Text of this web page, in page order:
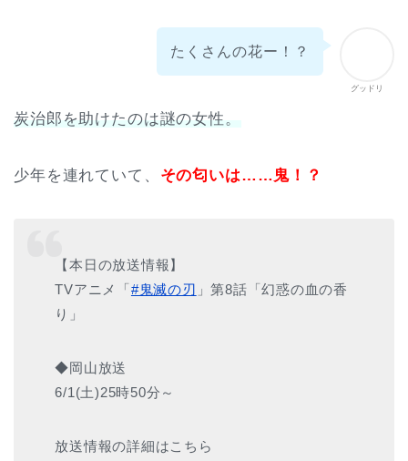
グッドリ
たくさんの花ー！？
炭治郎を助けたのは謎の女性。
少年を連れていて、 その匂いは……鬼！？
【本日の放送情報】
TVアニメ「#鬼滅の刃 」第8話「幻惑の血の香
り」
◆岡山放送
6/1(土)25時50分～
放送情報の詳細はこちら